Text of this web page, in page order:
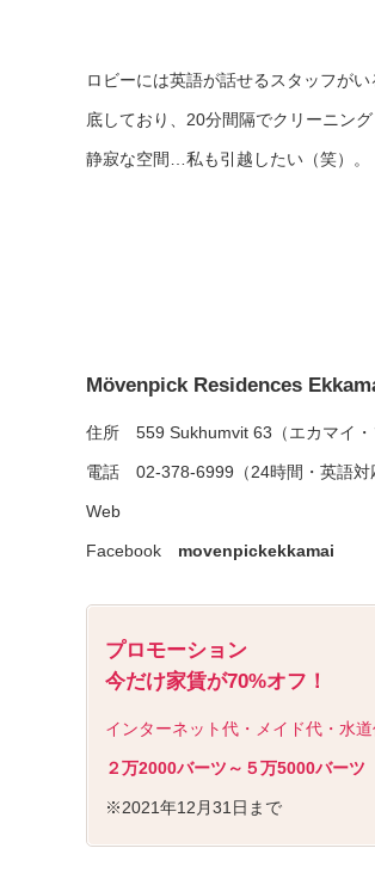
ロビーには英語が話せるスタッフが
底しており、20分間隔でクリーニン
静寂な空間…私も引越したい（笑）。
Mövenpick Residences
住所 559 Sukhumvit 63（エカマイ・
電話 02-378-6999（24時間・英語対
Web
Facebook movenpickekkamai
プロモーション
今だけ家賃が70%オフ！
インターネット代・メイド代・水
２万2000バーツ～５万5000バーツ
※2021年12月31日まで